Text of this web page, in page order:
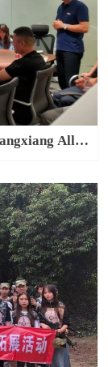
All-